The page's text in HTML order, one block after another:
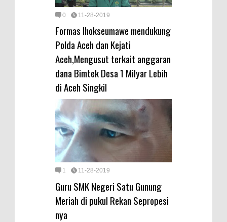
0 11-28-2019
Formas lhokseumawe mendukung
Polda Aceh dan Kejati
Aceh,Mengusut terkait anggaran
dana Bimtek Desa 1 Milyar Lebih
di Aceh Singkil
1 11-28-2019
Guru SMK Negeri Satu Gunung
Meriah di pukul Rekan Sepropesi
nya